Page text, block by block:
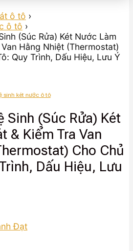
ô tô ›
ô tô ›
(Súc Rửa) Két Nước Làm
Hằng Nhiệt (Thermostat)
Quy Trình, Dấu Hiệu, Lưu Ý
sinh két nước ô tô
Sinh (Súc Rửa) Két
& Kiểm Tra Van
Cho Chủ
Dấu Hiệu, Lưu
Đạt